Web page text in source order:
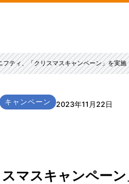
フティ、「クリスマスキャンペーン」を実
キャンペーン 2023年11月22日
マスキャンペー